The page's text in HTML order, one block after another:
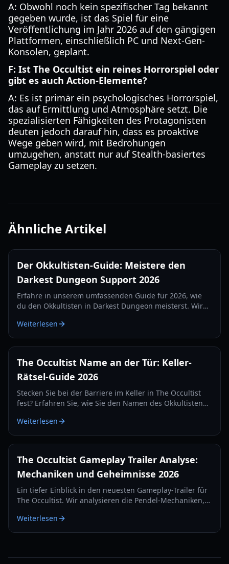
A: Obwohl noch kein spezifischer Tag bekannt
gegeben wurde, ist das Spiel für eine
Veröffentlichung im Jahr 2026 auf den gängigen
Plattformen, einschließlich PC und Next-Gen-
Konsolen, geplant.
F: Ist The Occultist ein reines Horrorspiel oder
gibt es auch Action-Elemente?
A: Es ist primär ein psychologisches Horrorspiel,
das auf Ermittlung und Atmosphäre setzt. Die
spezialisierten Fähigkeiten des Protagonisten
deuten jedoch darauf hin, dass es proaktive
Wege geben wird, mit Bedrohungen
umzugehen, anstatt nur auf Stealth-basiertes
Gameplay zu setzen.
Ähnliche Artikel
Der Okkultisten-Guide: Meistere den
Darkest Dungeon Support 2026
Erfahre in unserem umfassenden Guide für 2026, wie
du den Okkultisten in Darkest Dungeon meisterst. Wir
Team-Zusammensetzungen ab.
Weiterlesen
The Occultist Name an der Tür: Keller-
Rätsel-Guide 2026
Stecken Sie bei der Barriere im Keller in The Occultist
fest? Erfahren Sie, wie Sie den Namen des Okkultisten
Godstone Island vorankommen.
Weiterlesen
The Occultist Gameplay Trailer Analyse:
Mechaniken und Geheimnisse 2026
Ein tiefer Einblick in den neuesten Gameplay-Trailer für
The Occultist. Wir analysieren die Pendel-Mechaniken,
erwartet.
Weiterlesen